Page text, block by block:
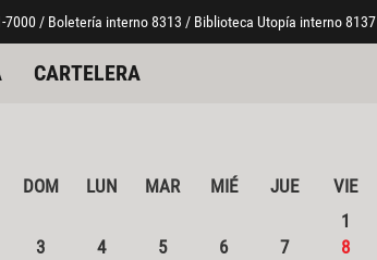
7000 / Boletería interno 8313 / Biblioteca Utopía interno 8137
CARTELERA
DOM LUN MAR MIÉ JUE VIE
1
3
4 5 6 7 8